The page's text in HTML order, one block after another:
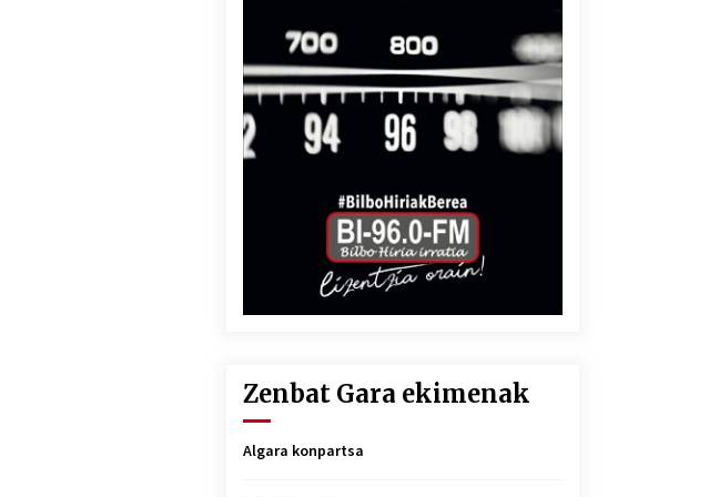
Zenbat Gara ekimenak
Algara konpartsa